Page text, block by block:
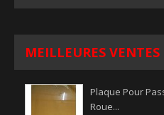
MEILLEURES VENTES
Plaque Pour
Roue...